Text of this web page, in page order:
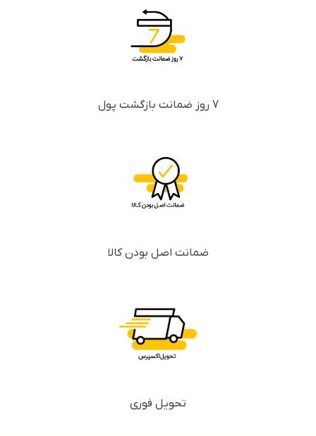
7 روز ضمانت بازگشت پول
ضمانت اصل بودن کالا
تحویل فوری